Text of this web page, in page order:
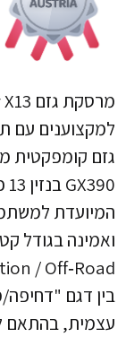
המיועדת
בין דגם
עצמית, בהתאם